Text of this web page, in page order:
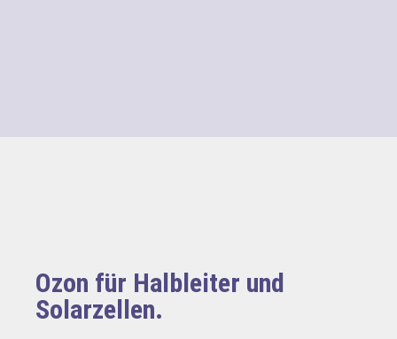
Ozon für Halbleiter und
Solarzellen.